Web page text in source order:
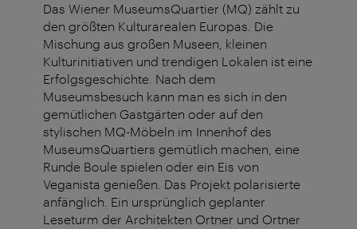
Das Wiener MuseumsQuartier (MQ) zählt zu
den größten Kulturarealen Europas. Die
Mischung aus großen Museen, kleinen
Kulturinitiativen und trendigen Lokalen ist eine
Erfolgsgeschichte. Nach dem
Museumsbesuch kann man es sich in den
gemütlichen Gastgärten oder auf den
stylischen MQ-Möbeln im Innenhof des
MuseumsQuartiers gemütlich machen, eine
Runde Boule spielen oder ein Eis von
Veganista genießen. Das Projekt polarisierte
anfänglich. Ein ursprünglich geplanter
Leseturm der Architekten Ortner und Ortner